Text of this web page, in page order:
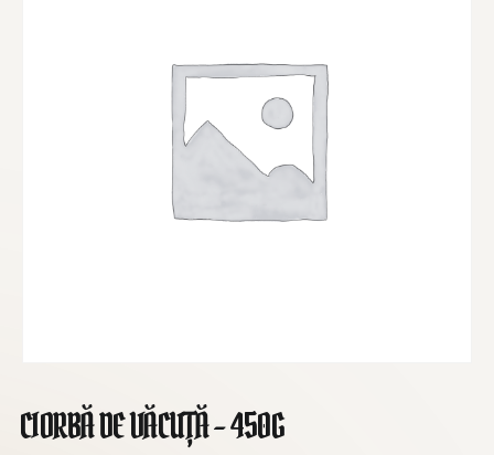
CIORBĂ DE VĂCUȚĂ – 450G